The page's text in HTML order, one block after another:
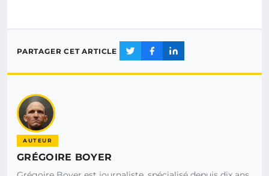
PARTAGER CET ARTICLE
AUTEUR
GRÉGOIRE BOYER